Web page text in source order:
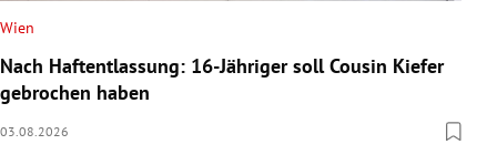
Wien
Nach Haftentlassung: 16-Jähriger soll Cousin Kiefer
gebrochen haben
03.08.2026